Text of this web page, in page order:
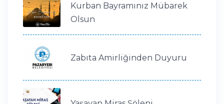
Kurban Bayramınız Mübarek
Olsun
Zabıta Amirliğinden Duyuru